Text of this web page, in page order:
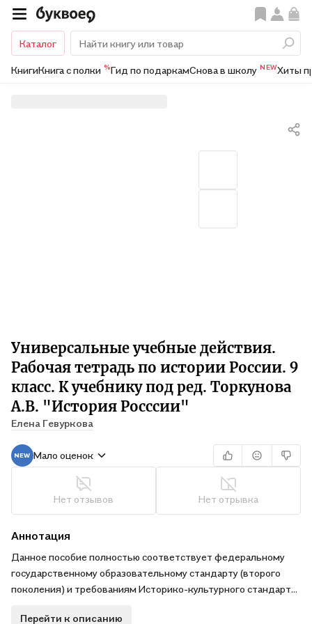
Каталог
КнигиКнига с полки %Гид по подаркамСнова в школу NEWХиты
Универсальные учебные действия.
Рабочая тетрадь по истории России. 9
класс. К учебнику под ред. Торкунова
А.В. "История Росссии"
Елена Гевуркова
Мало оценок
Нет отзывов Нет отрывка
Аннотация
Данное пособие полностью соответствует федеральному
государственному образовательному стандарту (второго
поколения) и требованиям Историко-культурного стандарта.
темам учебника, которые способствуют формированию у
Перейти к описанию